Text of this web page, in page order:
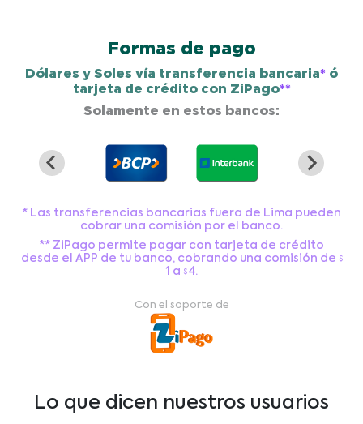
Formas de pago
Dólares y Soles vía transferencia bancaria* ó
tarjeta de crédito con ZiPago**
Solamente en estos bancos:
* Las transferencias bancarias fuera de Lima pueden
cobrar una comisión por el banco.
** ZiPago permite pagar con tarjeta de crédito
desde el APP de tu banco, cobrando una comisión de
1 a 4.
Con el soporte de
Lo que dicen nuestros usuarios